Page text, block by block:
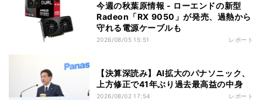
今週の秋葉原情報 - ローエンドの新型
Radeon「RX 9050」が発売、過熱から
守れる電源ケーブルも
2026/08/05 15:51 レポート
【決算深読み】AI拡大のパナソニック、
上方修正で41年ぶり過去最高益の中身
2026/08/02 17:54 レポート